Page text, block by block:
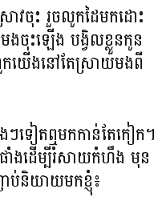
ាវចុះ រួចលូកដៃមកដោះ
ចុះឡើង បង្វិលខ្លួនកូន
យើងនៅតែស្រាយមងពី
ៗទៀតឮមកកាន់តែកៀក។
ាំងដើម្បីរំសាយកំហឹង មុន
ប់និយាយមកខ្ញុំ៖